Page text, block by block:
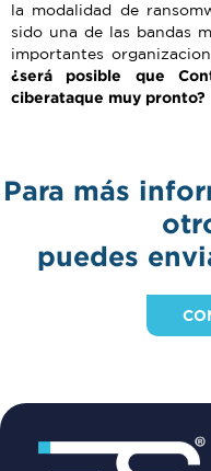
la modalidad de
sido una de las bandas
importantes
¿será posible que
ciberataque muy pronto?
Para más
puedes